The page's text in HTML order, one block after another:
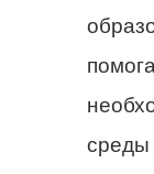
среды